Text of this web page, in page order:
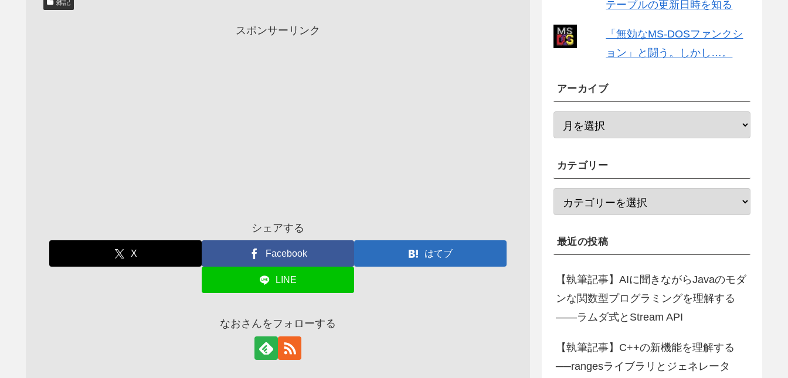
雑記
スポンサーリンク
シェアする
X Facebook はてブ
LINE
なおさんをフォローする
テーブルの更新日時を知る
「無効なMS-DOSファンクシ
ョン」と闘う。しかし…。
アーカイブ
カテゴリー
最近の投稿
【執筆記事】AIに聞きながらJavaのモダ
ンな関数型プログラミングを理解する
――ラムダ式とStream API
【執筆記事】C++の新機能を理解する
──rangesライブラリとジェネレータ